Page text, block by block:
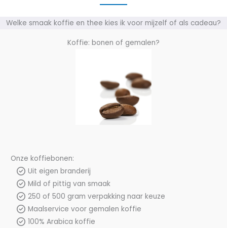
Welke smaak koffie en thee kies ik voor mijzelf of als cadeau?
Koffie: bonen of gemalen?
Onze koffiebonen:
Uit eigen branderij
Mild of pittig van smaak
250 of 500 gram verpakking naar keuze
Maalservice voor gemalen koffie
100% Arabica koffie